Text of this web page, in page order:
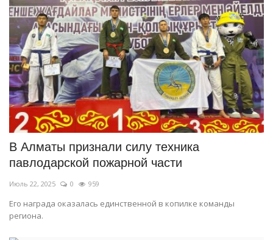
Язык
Қазақша Русский
В Алматы признали силу техника
павлодарской пожарной части
Июль 22, 2025 0 959
Его награда оказалась единственной в копилке команды
региона.